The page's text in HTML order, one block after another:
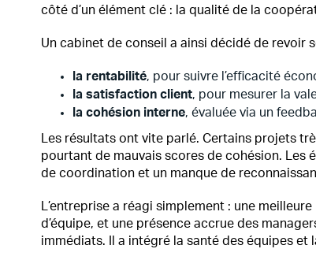
côté d’un élément clé : la qualité de la
Un cabinet de conseil a ainsi décidé de revoir
la rentabilité, pour suivre l’efficacité
la satisfaction client, pour mesurer la
la cohésion interne, évaluée via un
Les résultats ont vite parlé. Certains projets
pourtant de mauvais scores de cohésion.
de coordination et un manque de
L’entreprise a réagi simplement : une
d’équipe, et une présence accrue des
immédiats. Il a intégré la santé des équipes et